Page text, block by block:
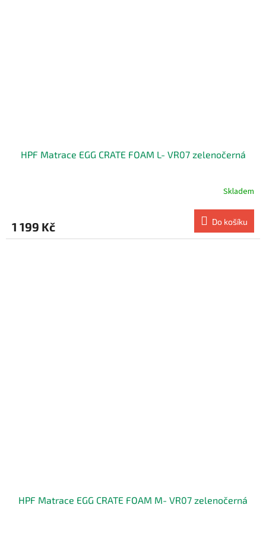
HPF Matrace EGG CRATE FOAM L- VR07 zelenočerná
Skladem
1 199 Kč Do košíku
HPF Matrace EGG CRATE FOAM M- VR07 zelenočerná